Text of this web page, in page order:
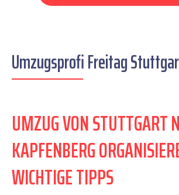
Umzugsprofi Freitag
UMZUG VON STUTTGART
KAPFENBERG
WICHTIGE TIPPS